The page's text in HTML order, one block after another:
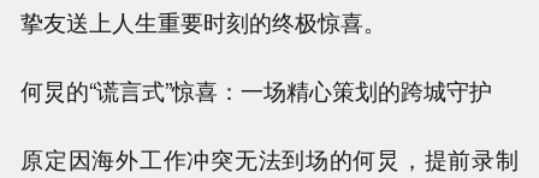
挚友送上人生重要时刻的终极惊喜。
何炅的“谎言式”惊喜：一场精心策划的跨城守护
原定因海外工作冲突无法到场的何炅，提前录制